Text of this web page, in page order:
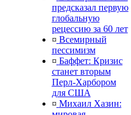
предсказал первую
глобальную
рецессию за 60 лет
¤ Всемирный
пессимизм
¤ Баффет: Кризис
станет вторым
Перл-Харбором
для США
¤ Михаил Хазин: